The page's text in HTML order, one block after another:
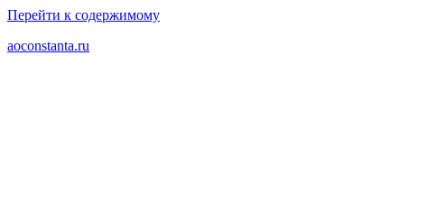
Перейти к содержимому
aoconstanta.ru